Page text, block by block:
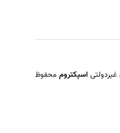
غیردولتی اسپکتروم محفوظ